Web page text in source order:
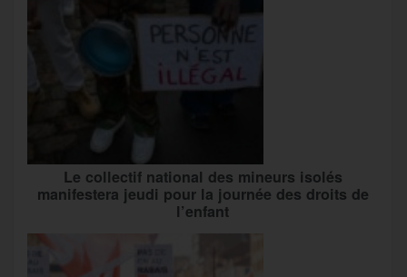
Le collectif national des mineurs isolés
manifestera jeudi pour la journée des droits de
l’enfant